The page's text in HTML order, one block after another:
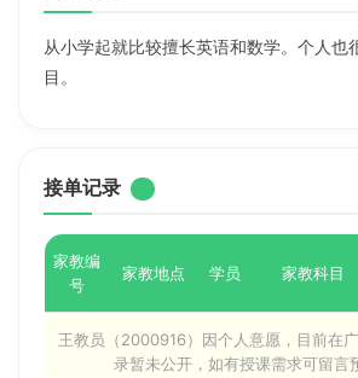
从小学起就比较擅长英语和数学。个人也
目。
接单记录
家教编
号
家教地点 学员 家教科目
王教员（2000916）因个人意愿，目前在
录暂未公开，如有授课需求可留言